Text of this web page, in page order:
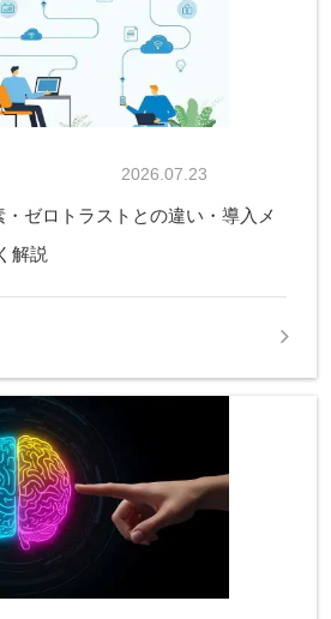
ゼロトラストとの違い・導入メ
解説
2026.07.23